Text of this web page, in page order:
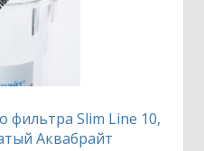
фильтра Slim Line 10,
Аквабрайт